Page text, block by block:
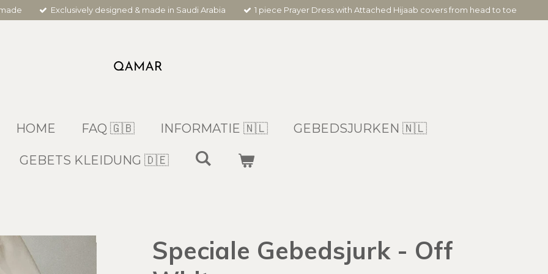
Exclusively designed & made in Saudi Arabia 1 piece Prayer Dress with Attached Hijaab covers from head to toe
HOME FAQ 🇬🇧 INFORMATIE 🇳🇱 GEBEDSJURKEN 🇳🇱
GEBETS KLEIDUNG 🇩🇪
Speciale Gebedsjurk - Off